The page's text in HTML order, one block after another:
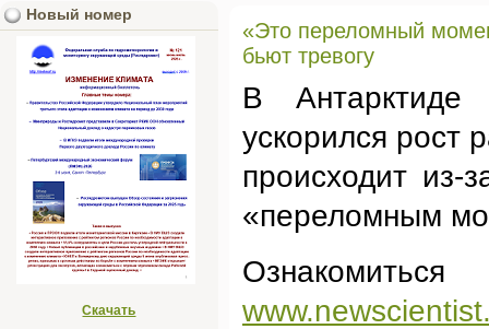
«Это переломный
бьют тревогу
В Антарктиде
ускорился рост
происходит из-
«переломным
Новый номер
Скачать